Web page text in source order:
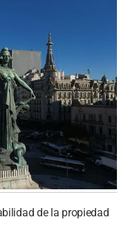
de la propiedad